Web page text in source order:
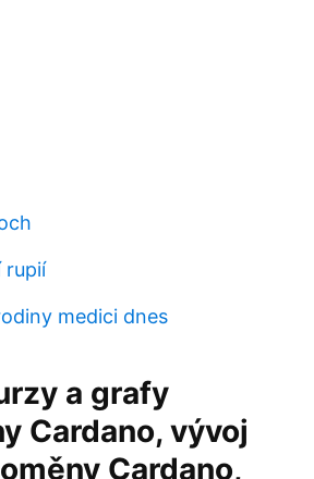
rupií
medici dnes
a grafy
Cardano, vývoj
Cardano,